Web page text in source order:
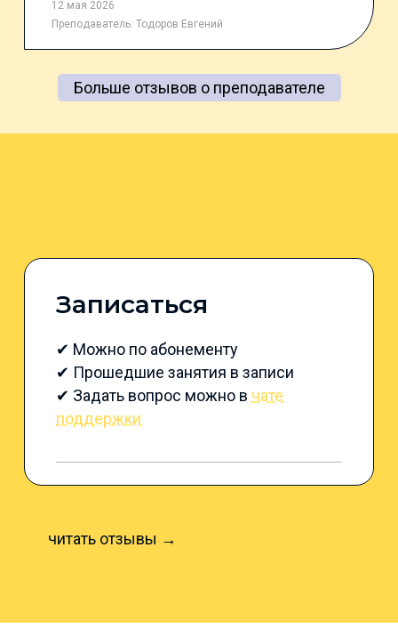
12 мая 2026
Преподаватель: Тодоров Евгений
Больше отзывов о преподавателе
Записаться
✔ Можно по абонементу
✔ Прошедшие занятия в записи
✔ Задать вопрос можно в чате
поддержки
читать отзывы →